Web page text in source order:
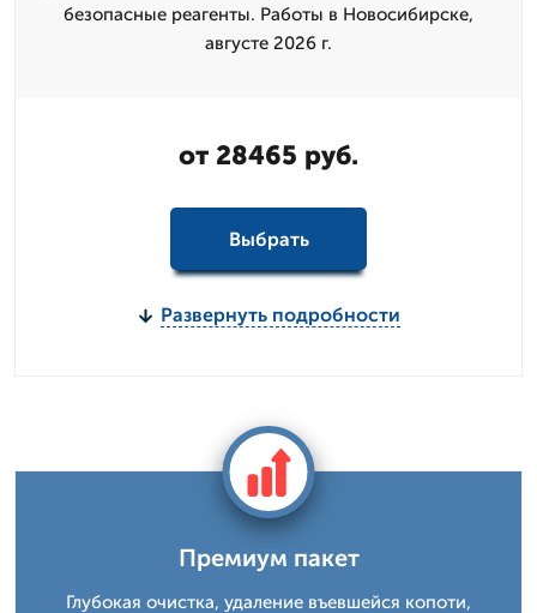
безопасные реагенты. Работы в Новосибирске,
августе 2026 г.
от 28465 руб.
Выбрать
Развернуть подробности
Премиум пакет
Глубокая очистка, удаление въевшейся копоти,